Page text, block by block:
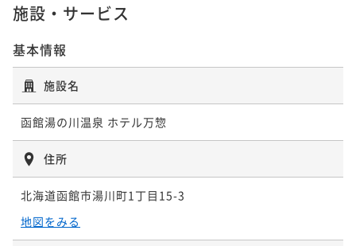
ポイントアップ
【ベストレート】北海道の味覚ビュッフェと湯の川温
泉を愉しむ／夕・朝食付き
二食付き 現地決済可 事前決済可
ポイント即利用で最大7％OFF
2名 ¥ 23,045 ~
施設・サービス
基本情報
施設名
函館湯の川温泉 ホテル万惣
住所
北海道函館市湯川町1丁目15-3
地図をみる